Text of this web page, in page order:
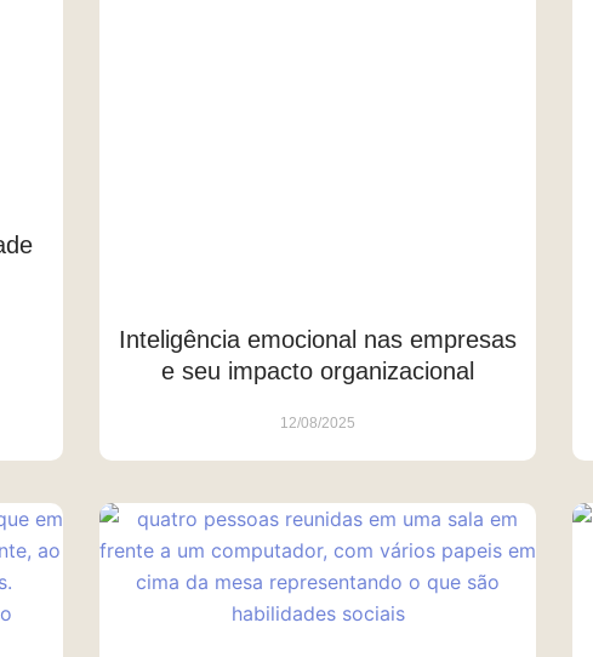
Inteligência emocional nas empresas
e seu impacto organizacional
12/08/2025